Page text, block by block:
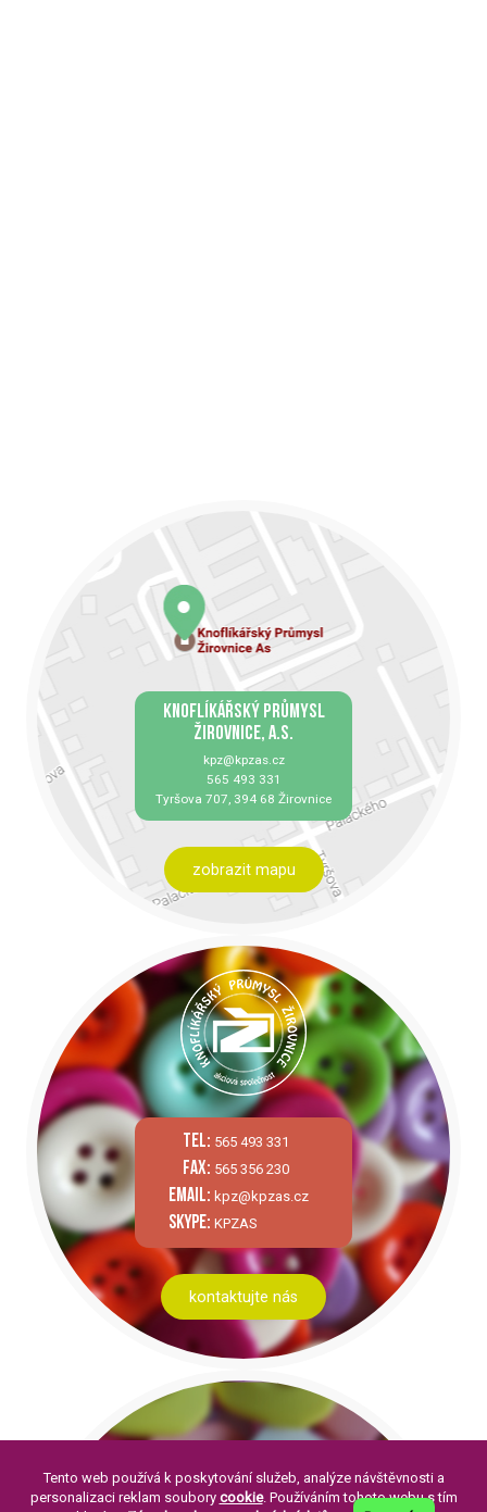
KNOFLÍKÁŘSKÝ PRŮMYSL
ŽIROVNICE, A.S.
kpz@kpzas.cz
565 493 331
Tyršova 707, 394 68 Žirovnice
zobrazit mapu
tel: 565 493 331
fax: 565 356 230
email: kpz@kpzas.cz
skype: KPZAS
kontaktujte nás
Tento web používá k poskytování služeb, analýze návštěvnosti a
personalizaci reklam soubory cookie. Používáním tohoto webu s tím